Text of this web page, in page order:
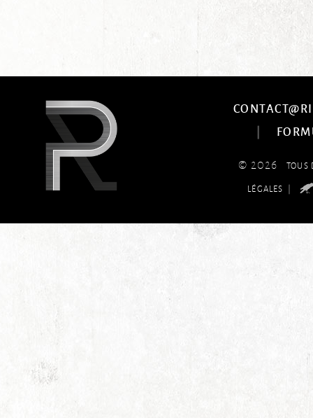
|
© 2026TOUS
LÉGALES |